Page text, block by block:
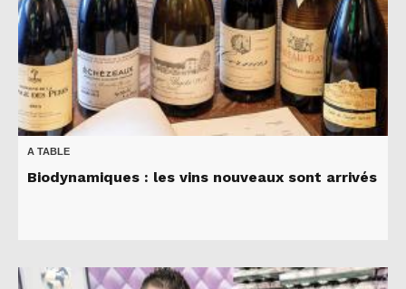
A TABLE
Biodynamiques : les vins nouveaux sont arrivés